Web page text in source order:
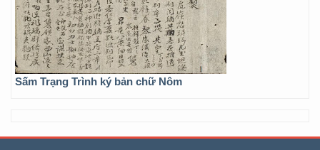
Sấm Trạng Trình ký bản chữ Nôm